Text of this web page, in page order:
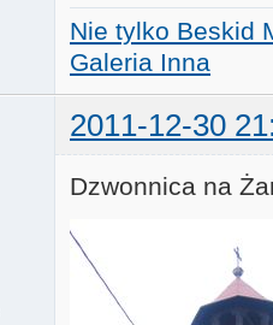
Nie tylko Beskid
Galeria Inna
2011-12-30
Dzwonnica na